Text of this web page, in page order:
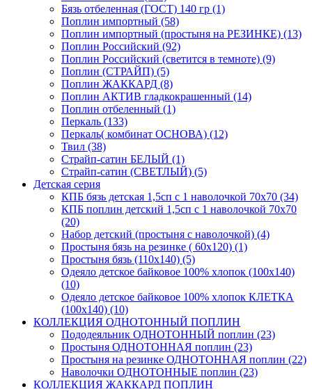
Бязь отбеленная (ГОСТ) 140 гр (1)
Поплин импортный (58)
Поплин импортный (простыня на РЕЗИНКЕ) (13)
Поплин Российский (92)
Поплин Российский (светится в темноте) (9)
Поплин (СТРАЙП) (5)
Поплин ЖАККАРД (8)
Поплин АКТИВ гладкокрашенный (14)
Поплин отбеленный (1)
Перкаль (133)
Перкаль( комбинат ОСНОВА) (12)
Твил (38)
Страйп-сатин БЕЛЫЙ (1)
Страйп-сатин (СВЕТЛЫЙ) (5)
Детская серия
КПБ бязь детская 1,5сп с 1 наволочкой 70х70 (34)
КПБ поплин детский 1,5сп с 1 наволочкой 70х70
(20)
Набор детский (простыня с наволочкой) (4)
Простыня бязь на резинке ( 60х120) (1)
Простыня бязь (110х140) (5)
Одеяло детское байковое 100% хлопок (100х140)
(10)
Одеяло детское байковое 100% хлопок КЛЕТКА
(100х140) (10)
КОЛЛЕКЦИЯ ОДНОТОННЫЙ ПОПЛИН
Пододеяльник ОДНОТОННЫЙ поплин (23)
Простыня ОДНОТОННАЯ поплин (23)
Простыня на резинке ОДНОТОННАЯ поплин (22)
Наволочки ОДНОТОННЫЕ поплин (23)
КОЛЛЕКЦИЯ ЖАККАРД ПОПЛИН